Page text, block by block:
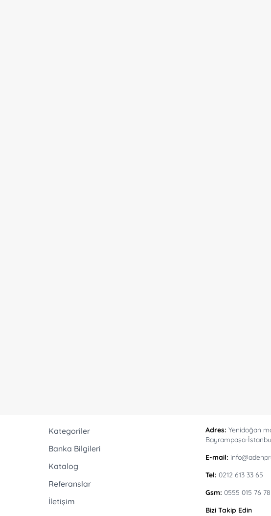
Kategoriler
Banka Bilgileri
Katalog
Referanslar
İletişim
Adres: Yenidoğan
Bayrampaşa-
E-mail:
Tel: 0212 613 33 65
Gsm: 0555 015 76 78
Bizi Takip Edin